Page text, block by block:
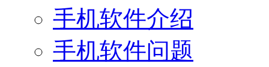
手机软件介绍
手机软件问题